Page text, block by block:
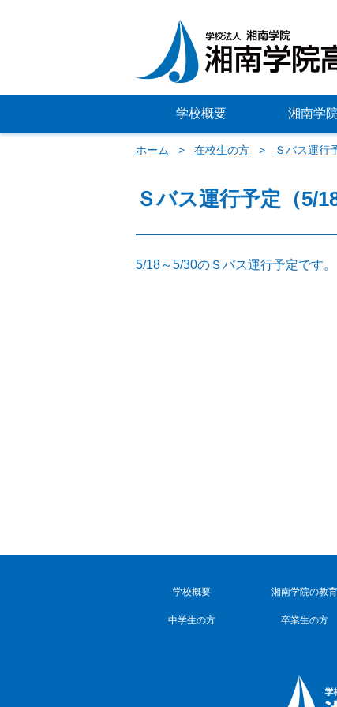
学校概要 湘南学
ホーム 在校生の方 Ｓバス運行
Ｓバス運行予定（5/
5/18～5/30のＳバス運行予定です。
学校概要 湘南学院の教育
中学生の方 卒業生の方